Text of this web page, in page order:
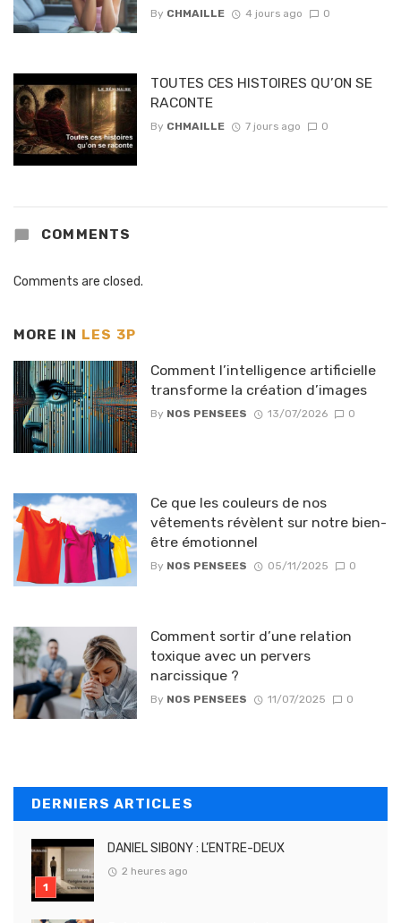
By CHMAILLE 4 jours ago 0
TOUTES CES HISTOIRES QU’ON SE
RACONTE
By CHMAILLE 7 jours ago 0
COMMENTS
Comments are closed.
MORE IN LES 3P
Comment l’intelligence artificielle
transforme la création d’images
By NOS PENSEES 13/07/2026 0
Ce que les couleurs de nos
vêtements révèlent sur notre bien-
être émotionnel
By NOS PENSEES 05/11/2025 0
Comment sortir d’une relation
toxique avec un pervers
narcissique ?
By NOS PENSEES 11/07/2025 0
DERNIERS ARTICLES
DANIEL SIBONY : L’ENTRE-DEUX
2 heures ago